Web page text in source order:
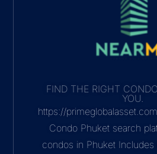
FIND THE RIGHT
YOU.
https://
Condo Phuket search
condos in Phuket